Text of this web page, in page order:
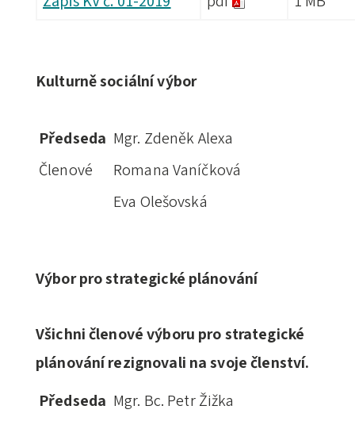
Kulturně sociální výbor
Předseda Mgr. Zdeněk Alexa
Členové
Romana Vaníčková
Eva Olešovská
Výbor pro strategické plánování
Všichni členové výboru pro strategické
plánování rezignovali na svoje členství.
Předseda Mgr. Bc. Petr Žižka